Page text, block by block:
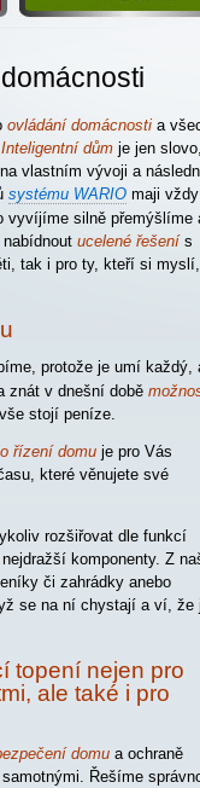
ovládání domácnosti a
Inteligentní dům je jen
vlastním vývoji a
systému WARIO maji vždy
vyvíjíme silně přemýšlíme
ucelené řešenís
tak i pro ty, kteří si
protože je umí každý,
znát v dnešní době
stojí peníze.
řízení domu je pro Vás
které věnujete své
rozšiřovat dle funkcí
komponenty. Z
či zahrádky anebo
se na ní chystají a ví, že
topení nejen pro
ale také i pro
domu a ochraně
Řešíme